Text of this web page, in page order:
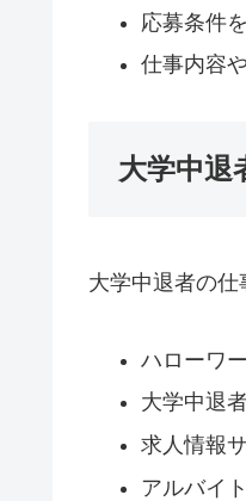
応募条件
仕事内容
大学中退
大学中退者の仕
ハローワ
大学中退
求人情報
アルバイ